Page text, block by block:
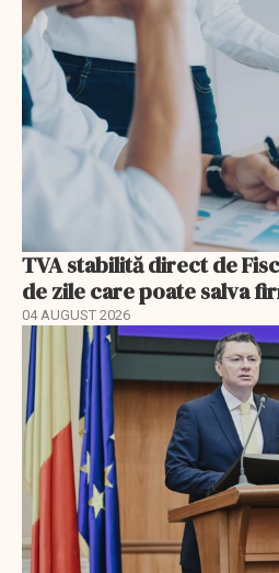
TVA stabilită direct de
de zile care poate salva
04 AUGUST 2026